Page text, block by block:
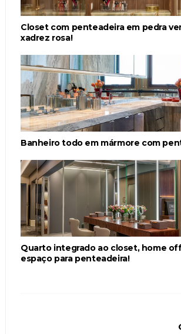
Closet com penteadeira em pedra
xadrez rosa!
Banheiro todo em mármore com
Quarto integrado ao closet, home
espaço para penteadeira!